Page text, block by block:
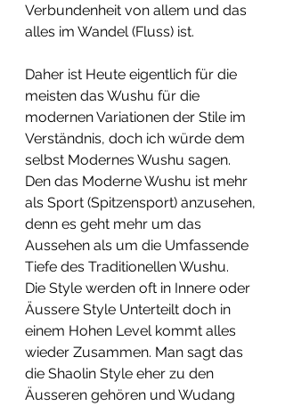
Verbundenheit von allem und das
alles im Wandel (Fluss) ist.
Daher ist Heute eigentlich für die
meisten das Wushu für die
modernen Variationen der Stile im
Verständnis, doch ich würde dem
selbst Modernes Wushu sagen.
Den das Moderne Wushu ist mehr
als Sport (Spitzensport) anzusehen,
denn es geht mehr um das
Aussehen als um die Umfassende
Tiefe des Traditionellen Wushu.
Die Style werden oft in Innere oder
Äussere Style Unterteilt doch in
einem Hohen Level kommt alles
wieder Zusammen. Man sagt das
die Shaolin Style eher zu den
Äusseren gehören und Wudang